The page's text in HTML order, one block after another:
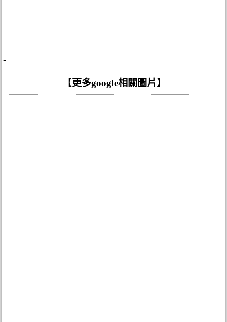
-
【更多google相關圖片 】